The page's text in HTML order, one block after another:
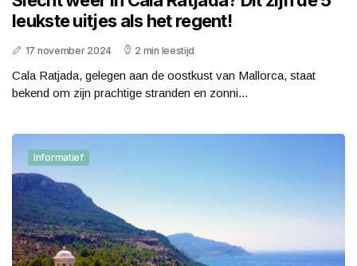
leukste uitjes als het regent!
17 november 2024 2 min leestijd
Cala Ratjada, gelegen aan de oostkust van Mallorca, staat
bekend om zijn prachtige stranden en zonni...
Informatief